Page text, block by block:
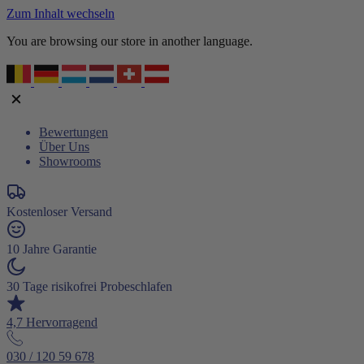
Zum Inhalt wechseln
You are browsing our store in another language.
Bewertungen
Über Uns
Showrooms
Kostenloser Versand
10 Jahre Garantie
30 Tage risikofrei Probeschlafen
4,7 Hervorragend
030 / 120 59 678